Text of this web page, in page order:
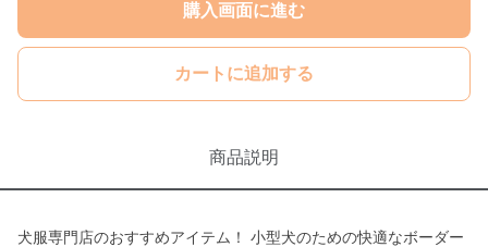
購入画面に進む
カートに追加する
商品説明
犬服専門店のおすすめアイテム！ 小型犬のための快適なボーダー